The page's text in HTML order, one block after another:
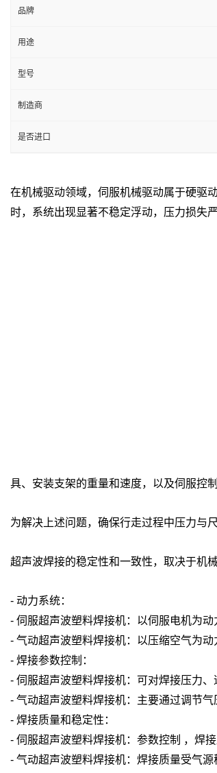
品牌
用途
型号
制造商
是否进口
在机械驱动领域，伺服机械驱动属于硬驱
时，系统出现显著不稳定浮动，压力损失
具、安装支架的重量和速度，以及伺服控
为解决上述问题，确保行走过程中压力与
超声波焊接的稳定性和一致性，取决于机
- 动力系统：
- 伺服超声波塑料焊接机：以伺服电机为
- 气动超声波塑料焊接机：以压缩空气为
- 焊接参数控制：
- 伺服超声波塑料焊接机：可对焊接压力
- 气动超声波塑料焊接机：主要通过调节
- 焊接质量和稳定性：
- 伺服超声波塑料焊接机：参数控制 ，焊
- 气动超声波塑料焊接机：焊接质量受气